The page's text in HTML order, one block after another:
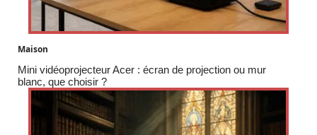
Maison
Mini vidéoprojecteur Acer : écran de projection ou mur
blanc, que choisir ?